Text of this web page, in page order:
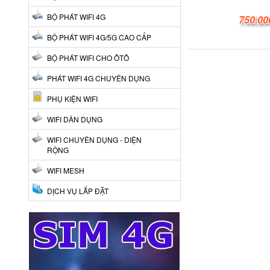
BỘ PHÁT WIFI 4G
BỘ PHÁT WIFI 4G/5G CAO CẤP
BỘ PHÁT WIFI CHO ÔTÔ
PHÁT WIFI 4G CHUYÊN DỤNG
PHỤ KIỆN WIFI
WIFI DÂN DỤNG
WIFI CHUYÊN DỤNG - DIỆN
RỘNG
WIFI MESH
DỊCH VỤ LẮP ĐẶT